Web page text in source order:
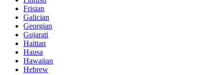
Frisian
Galician
Georgian
Gujarati
Haitian
Hausa
Hawaiian
Hebrew